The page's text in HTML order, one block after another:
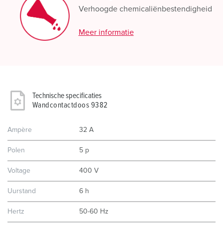
Verhoogde chemicaliënbestendigheid
Meer informatie
Technische specificaties
Wandcontactdoos 9382
Ampère 32 A
Polen 5 p
Voltage 400 V
Uurstand 6 h
Hertz 50-60 Hz